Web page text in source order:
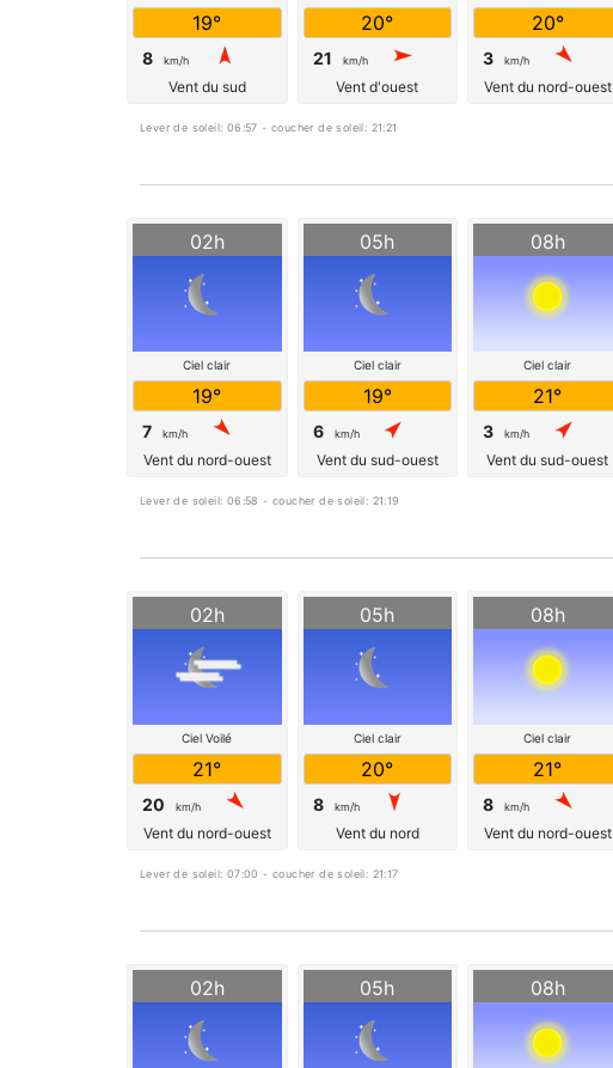
19°
8 km/h
Vent du sud
20°
21 km/h
Vent d'ouest
orageuses
20°
3 km/h
Vent du nord-ouest
Lever de soleil: 06:57 - coucher de soleil: 21:21
02h
Ciel clair
19°
7 km/h
Vent du nord-ouest
05h
Ciel clair
19°
6 km/h
Vent du sud-ouest
08h
Ciel clair
21°
3 km/h
Vent du sud-ouest
Lever de soleil: 06:58 - coucher de soleil: 21:19
02h
Ciel Voilé
21°
20 km/h
Vent du nord-ouest
05h
Ciel clair
20°
8 km/h
Vent du nord
08h
Ciel clair
21°
8 km/h
Vent du nord-ouest
Lever de soleil: 07:00 - coucher de soleil: 21:17
02h
05h 08h